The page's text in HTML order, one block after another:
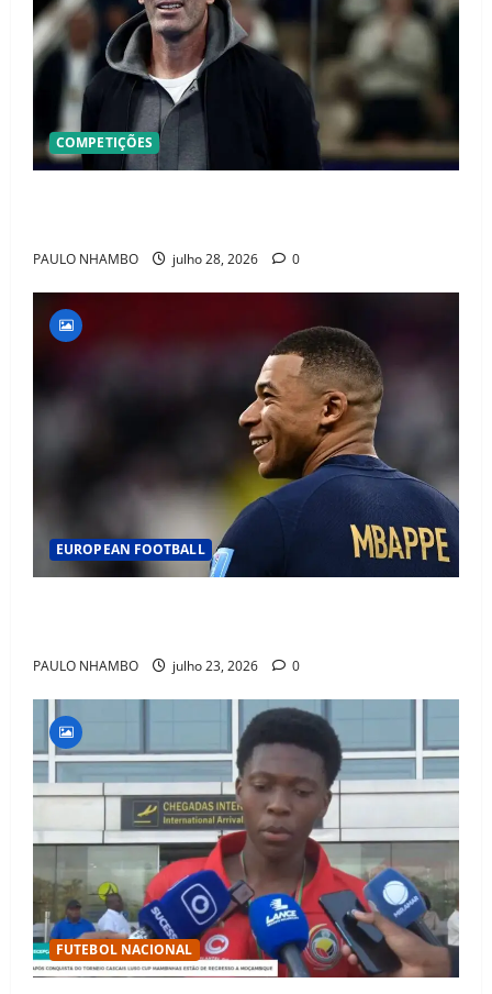
COMPETIÇÕES
PAULO NHAMBO julho 28, 2026 0
EUROPEAN FOOTBALL
PAULO NHAMBO julho 23, 2026 0
FUTEBOL NACIONAL